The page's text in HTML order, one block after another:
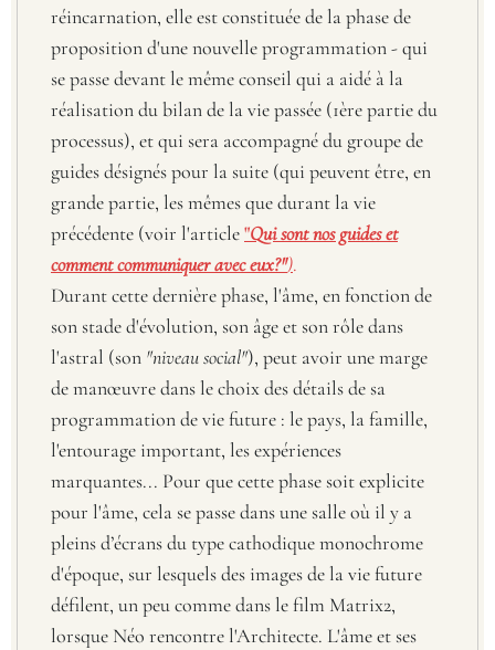
réincarnation, elle est constituée de la phase de
proposition d'une nouvelle programmation - qui
se passe devant le même conseil qui a aidé à la
réalisation du bilan de la vie passée (1ère partie du
processus), et qui sera accompagné du groupe de
guides désignés pour la suite (qui peuvent être, en
grande partie, les mêmes que durant la vie
précédente (voir l'article"Qui sont nos guides et
comment communiquer avec eux?").
Durant cette dernière phase, l'âme, en fonction de
son stade d'évolution, son âge et son rôle dans
l'astral (son "niveau social"), peut avoir une marge
de manœuvre dans le choix des détails de sa
programmation de vie future : le pays, la famille,
l'entourage important, les expériences
marquantes... Pour que cette phase soit explicite
pour l'âme, cela se passe dans une salle où il y a
pleins d’écrans du type cathodique monochrome
d'époque, sur lesquels des images de la vie future
défilent, un peu comme dans le film Matrix2,
lorsque Néo rencontre l'Architecte. L'âme et ses